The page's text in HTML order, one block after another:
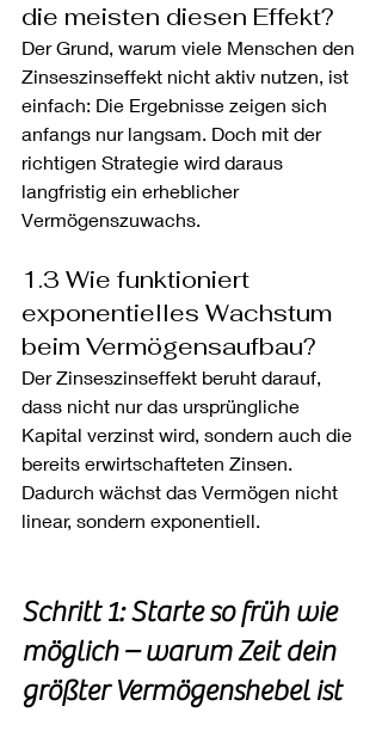
die meisten diesen Effekt?
Der Grund, warum viele Menschen den
Zinseszinseffekt nicht aktiv nutzen, ist
einfach: Die Ergebnisse zeigen sich
anfangs nur langsam. Doch mit der
richtigen Strategie wird daraus
langfristig ein erheblicher
Vermögenszuwachs.
1.3 Wie funktioniert
exponentielles Wachstum
beim Vermögensaufbau?
Der Zinseszinseffekt beruht darauf,
dass nicht nur das ursprüngliche
Kapital verzinst wird, sondern auch die
bereits erwirtschafteten Zinsen.
Dadurch wächst das Vermögen nicht
linear, sondern exponentiell.
Schritt 1: Starte so früh wie
möglich – warum Zeit dein
größter Vermögenshebel ist